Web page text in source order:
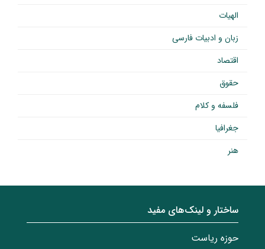
الهیات
زبان و ادبیات فارسی
اقتصاد
حقوق
فلسفه و کلام
جغرافیا
هنر
ساختار‌‌ و‌‌ لینک‌های مفید
حوزه ریاست